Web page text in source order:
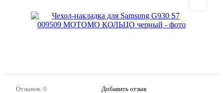
Отзывов: 0
Добавить отзыв